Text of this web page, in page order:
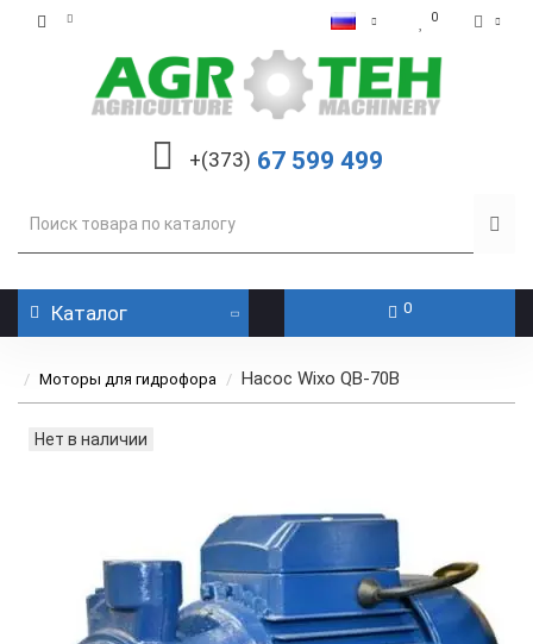
0
+(373) 67 599 499
Каталог 0
Моторы для гидрофора Насос Wixo QB-70B
Нет в наличии